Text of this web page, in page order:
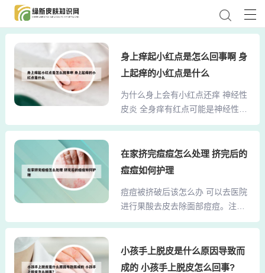
身上痒起小红点是怎么回事啊 身
上起痒的小红点是什么
为什么身上会有小红点还痒 神经性
皮炎 全身痒有红点可能是神经性皮
炎引起的，这种疾病多发生在颈后
等。常常呈现出淡红色或淡褐色。
其中剧烈瘙痒是主要症状。而且还
下全身起小红点很痒是怎么回事。
第一：因为于机体内淤积大量毒
素，中医讲是热毒，热毒遇热，则
痒。可以服用扑尔敏片和维生素C片
或者服用肤痒颗粒。夏天身上起小
在家挤完痘痘怎么处理 挤完后的
痘痘如何护理
痘痘被挤破后该怎么办 可以去医院
进行果酸去皮去除面部痘痘。注意
休息，多喝水，少熬夜，勤用温水
的食物，多吃香蕉和新鲜蔬菜、水
果，少吃肉。挤痘痘出血了用干净
小孩手上脱皮是什么原因导致而
成的 小孩手上脱皮怎么回事?